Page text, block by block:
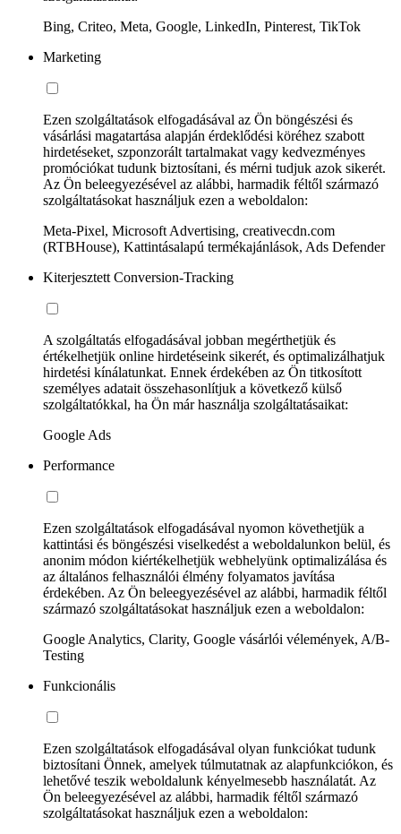
Bing, Criteo, Meta, Google, LinkedIn, Pinterest, TikTok
Marketing
Ezen szolgáltatások elfogadásával az Ön böngészési és
vásárlási magatartása alapján érdeklődési köréhez szabott
hirdetéseket, szponzorált tartalmakat vagy kedvezményes
promóciókat tudunk biztosítani, és mérni tudjuk azok sikerét.
Az Ön beleegyezésével az alábbi, harmadik féltől származó
szolgáltatásokat használjuk ezen a weboldalon:
Meta-Pixel, Microsoft Advertising, creativecdn.com
(RTBHouse), Kattintásalapú termékajánlások, Ads Defender
Kiterjesztett Conversion-Tracking
A szolgáltatás elfogadásával jobban megérthetjük és
értékelhetjük online hirdetéseink sikerét, és optimalizálhatjuk
hirdetési kínálatunkat. Ennek érdekében az Ön titkosított
személyes adatait összehasonlítjuk a következő külső
szolgáltatókkal, ha Ön már használja szolgáltatásaikat:
Google Ads
Performance
Ezen szolgáltatások elfogadásával nyomon követhetjük a
kattintási és böngészési viselkedést a weboldalunkon belül, és
anonim módon kiértékelhetjük webhelyünk optimalizálása és
az általános felhasználói élmény folyamatos javítása
érdekében. Az Ön beleegyezésével az alábbi, harmadik féltől
származó szolgáltatásokat használjuk ezen a weboldalon:
Google Analytics, Clarity, Google vásárlói vélemények, A/B-
Testing
Funkcionális
Ezen szolgáltatások elfogadásával olyan funkciókat tudunk
biztosítani Önnek, amelyek túlmutatnak az alapfunkciókon, és
lehetővé teszik weboldalunk kényelmesebb használatát. Az
Ön beleegyezésével az alábbi, harmadik féltől származó
szolgáltatásokat használjuk ezen a weboldalon: